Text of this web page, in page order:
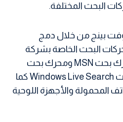
البحث المختلفة.
بينج من خلال دمج
البحث الخاصة بشركة
مايكروسوفت وهي محرك بحث MSN ومحرك بحث
Live Search ومحرك بحث Windows Live Search كما
المحمولة والأجهزة اللوحية